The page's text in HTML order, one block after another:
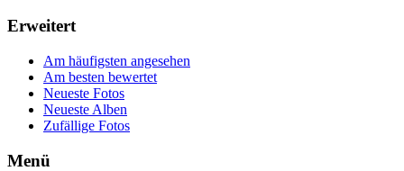
Erweitert
Am häufigsten angesehen
Am besten bewertet
Neueste Fotos
Neueste Alben
Zufällige Fotos
Menü